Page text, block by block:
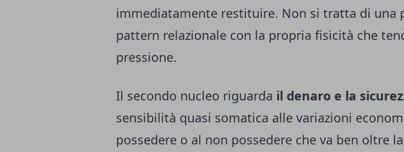
immediatamente restituire. Non si tratta di una
pattern relazionale con la propria fisicità che
pressione.
Il secondo nucleo riguarda il denaro e la
sensibilità quasi somatica alle variazioni
possedere o al non possedere che va ben oltre